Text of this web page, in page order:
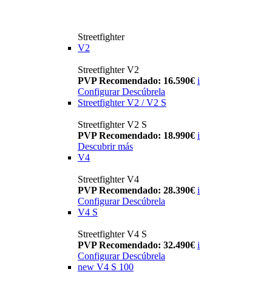
Streetfighter
V2
Streetfighter V2
PVP Recomendado: 16.590€ i
Configurar Descúbrela
Streetfighter V2 / V2 S
Streetfighter V2 S
PVP Recomendado: 18.990€ i
Descubrir más
V4
Streetfighter V4
PVP Recomendado: 28.390€ i
Configurar Descúbrela
V4 S
Streetfighter V4 S
PVP Recomendado: 32.490€ i
Configurar Descúbrela
new V4 S 100